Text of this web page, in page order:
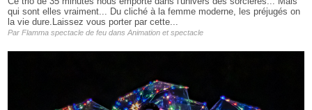
qui sont elles vraiment... Du cliché à la femme moderne, les préjugés on
la vie dure.Laissez vous porter par cette...
Par Flamma spectacle de feudansAnimation et spectacle